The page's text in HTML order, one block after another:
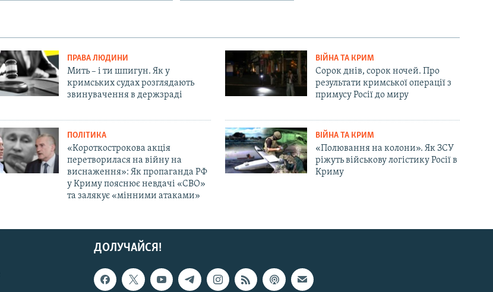
ПРАВА ЛЮДИНИ
Мить – і ти шпигун. Як у
кримських судах розглядають
звинувачення в держзраді
ВІЙНА ТА КРИМ
Сорок днів, сорок ночей. Про
результати кримської операції з
примусу Росії до миру
ПОЛІТИКА
«Короткострокова акція
перетворилася на війну на
виснаження»: Як пропаганда РФ
у Криму пояснює невдачі «СВО»
та залякує «мінними атаками»
ВІЙНА ТА КРИМ
«Полювання на колони». Як ЗСУ
ріжуть військову логістику Росії в
Криму
ДОЛУЧАЙСЯ!